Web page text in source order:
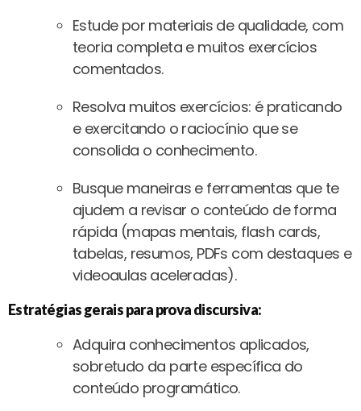
Estude por materiais de qualidade, com
teoria completa e muitos exercícios
comentados.
Resolva muitos exercícios: é praticando
e exercitando o raciocínio que se
consolida o conhecimento.
Busque maneiras e ferramentas que te
ajudem a revisar o conteúdo de forma
rápida (mapas mentais, flash cards,
tabelas, resumos, PDFs com destaques e
videoaulas aceleradas).
Estratégias gerais para prova discursiva:
Adquira conhecimentos aplicados,
sobretudo da parte específica do
conteúdo programático.